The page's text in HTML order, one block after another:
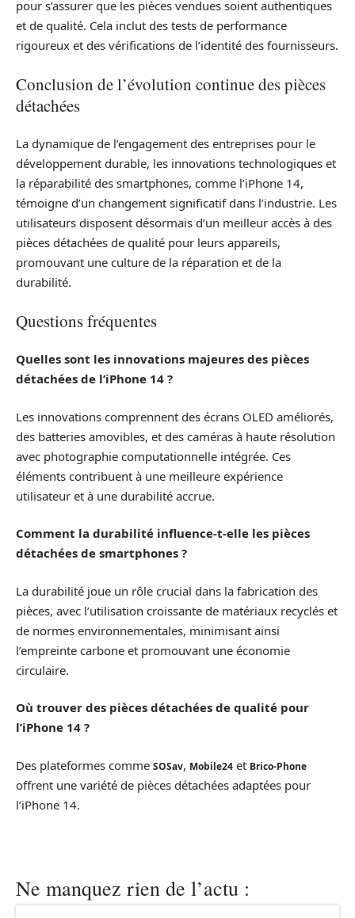
pour s’assurer que les pièces vendues soient authentiques
et de qualité. Cela inclut des tests de performance
rigoureux et des vérifications de l’identité des fournisseurs.
Conclusion de l’évolution continue des pièces
détachées
La dynamique de l’engagement des entreprises pour le
développement durable, les innovations technologiques et
la réparabilité des smartphones, comme l’iPhone 14,
témoigne d’un changement significatif dans l’industrie. Les
utilisateurs disposent désormais d’un meilleur accès à des
pièces détachées de qualité pour leurs appareils,
promouvant une culture de la réparation et de la
durabilité.
Questions fréquentes
Quelles sont les innovations majeures des pièces
détachées de l’iPhone 14 ?
Les innovations comprennent des écrans OLED améliorés,
des batteries amovibles, et des caméras à haute résolution
avec photographie computationnelle intégrée. Ces
éléments contribuent à une meilleure expérience
utilisateur et à une durabilité accrue.
Comment la durabilité influence-t-elle les pièces
détachées de smartphones ?
La durabilité joue un rôle crucial dans la fabrication des
pièces, avec l’utilisation croissante de matériaux recyclés et
de normes environnementales, minimisant ainsi
l’empreinte carbone et promouvant une économie
circulaire.
Où trouver des pièces détachées de qualité pour
l’iPhone 14 ?
Des plateformes comme SOSav, Mobile24 et Brico-Phone
offrent une variété de pièces détachées adaptées pour
l’iPhone 14.
Ne manquez rien de l’actu :